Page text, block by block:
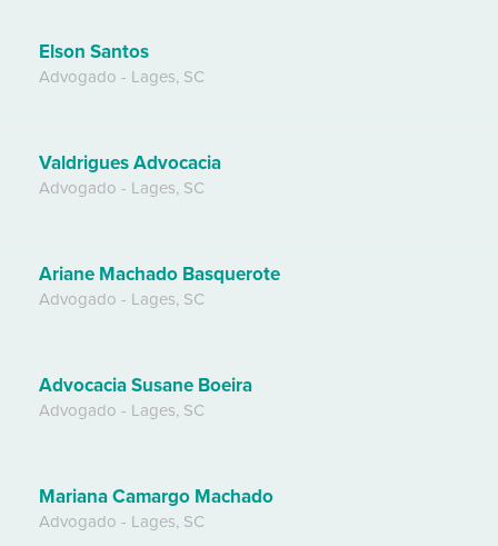
Elson Santos
Advogado - Lages, SC
Valdrigues Advocacia
Advogado - Lages, SC
Ariane Machado Basquerote
Advogado - Lages, SC
Advocacia Susane Boeira
Advogado - Lages, SC
Mariana Camargo Machado
Advogado - Lages, SC